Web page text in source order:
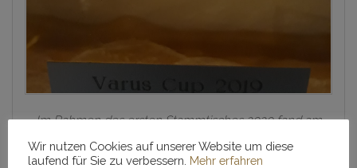
Im Rahmen des ersten Stammtisches 2020 fand am
24.01.2020 die Pokalverleihung des regionalen
VarusCup statt. Den Siegern überreichten Markus
Wir nutzen Cookies auf unserer Website um diese
laufend für Sie zu verbessern. Mehr erfahren